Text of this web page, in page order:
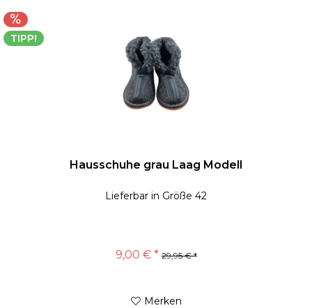
TIPP!
Hausschuhe grau Laag Modell
Lieferbar in Größe 42
9,00 € * 29,95 € *
Merken